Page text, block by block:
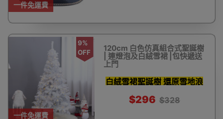
一件免運費
一件免運費
9%
OFF
120cm 白色仿真組合式聖誕樹
| 連燈泡及白絨雪裙 |包快遞送
上門
白絨雪裙聖誕樹 還原雪地浪
$296 $328